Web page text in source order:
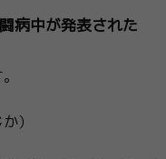
病中が発表された
）